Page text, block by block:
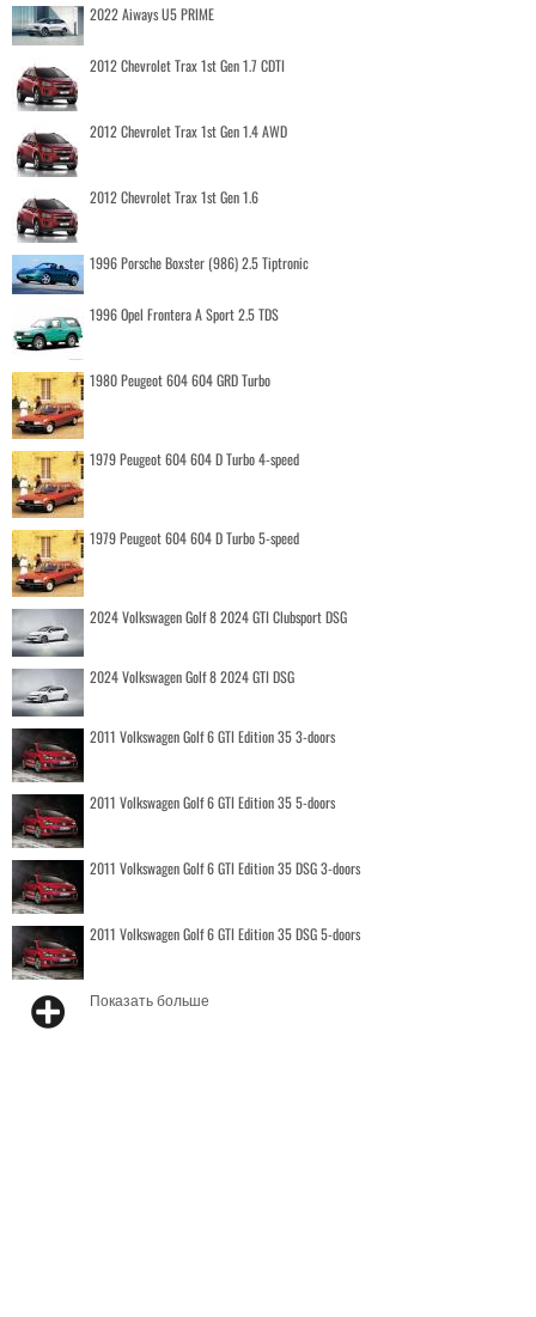
2022 Aiways U5 PRIME
2012 Chevrolet Trax 1st Gen 1.7 CDTI
2012 Chevrolet Trax 1st Gen 1.4 AWD
2012 Chevrolet Trax 1st Gen 1.6
1996 Porsche Boxster (986) 2.5 Tiptronic
1996 Opel Frontera A Sport 2.5 TDS
1980 Peugeot 604 604 GRD Turbo
1979 Peugeot 604 604 D Turbo 4-speed
1979 Peugeot 604 604 D Turbo 5-speed
2024 Volkswagen Golf 8 2024 GTI Clubsport DSG
2024 Volkswagen Golf 8 2024 GTI DSG
2011 Volkswagen Golf 6 GTI Edition 35 3-doors
2011 Volkswagen Golf 6 GTI Edition 35 5-doors
2011 Volkswagen Golf 6 GTI Edition 35 DSG 3-doors
2011 Volkswagen Golf 6 GTI Edition 35 DSG 5-doors
Показать больше